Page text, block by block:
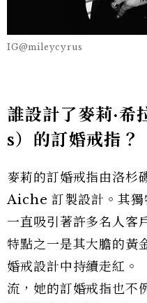
IG@mileycyrus
誰設計了麥莉·
s）的訂婚戒指？
麥莉的訂婚戒指由洛
Aiche 訂製設計。其獨
一直吸引著許多名人客
特點之一是其大膽的
婚戒設計中持續走紅。
流，她的訂婚戒指也